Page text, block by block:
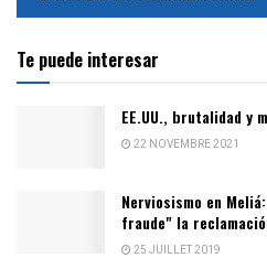
Te puede interesar
EE.UU., brutalidad y
22 NOVEMBRE 2021
Nerviosismo en
fraude" la
25 JUILLET 2019